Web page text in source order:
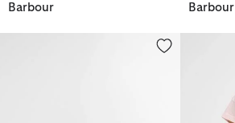
Barbour Barbour